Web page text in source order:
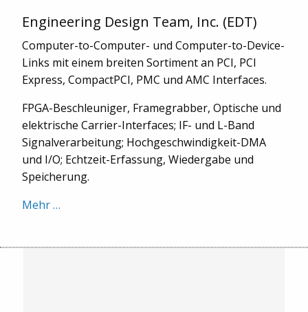
Engineering Design Team, Inc. (EDT)
Computer-to-Computer- und Computer-to-Device-
Links mit einem breiten Sortiment an PCI, PCI
Express, CompactPCI, PMC und AMC Interfaces.
FPGA-Beschleuniger, Framegrabber, Optische und
elektrische Carrier-Interfaces; IF- und L-Band
Signalverarbeitung; Hochgeschwindigkeit-DMA
und I/O; Echtzeit-Erfassung, Wiedergabe und
Speicherung.
Mehr …